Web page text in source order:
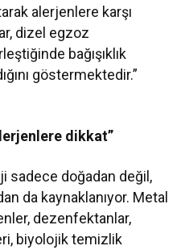
alerjenlere karşı
dizel egzoz
bağışıklık
göstermektedir.”
dikkat”
sadece doğadan değil,
da kaynaklanıyor. Metal
dezenfektanlar,
biyolojik temizlik